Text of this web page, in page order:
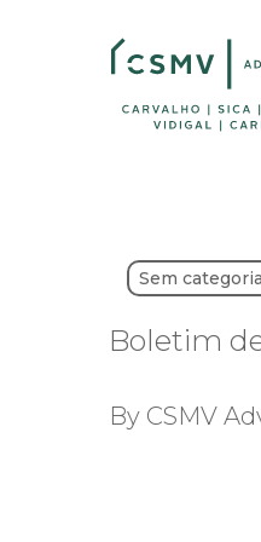
Sem categoria
Boletim
By CSMV